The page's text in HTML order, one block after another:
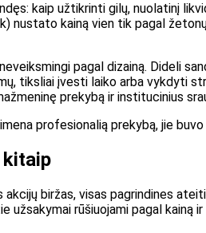
kaip užtikrinti gilų, nuolatinį
kainą vien tik pagal
pagal dizainą. Dideli
tiksliai įvesti laiko arba vykdyti
prekybą ir institucinius
profesionalią prekybą, jie
kitaip
biržas, visas pagrindines
rūšiuojami pagal